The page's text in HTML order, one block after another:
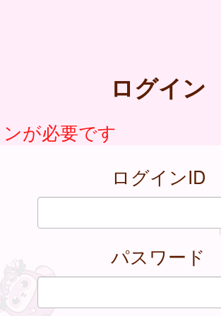
ログイン
が必要です
ログインID
パスワード